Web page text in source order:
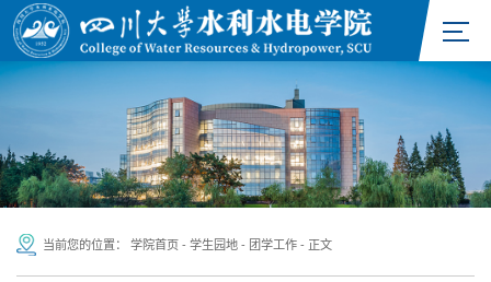
当前您的位置： 学院首页 - 学生园地 - 团学工作 - 正文